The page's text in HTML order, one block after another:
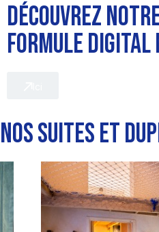
DÉCOUVREZ
FORMULE
NOS SUITES ET